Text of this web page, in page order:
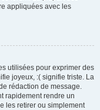
appliquées avec les
utilisées pour exprimer des
joyeux, :( signifie triste. La
rédaction de message.
rapidement rendre un
les retirer ou simplement